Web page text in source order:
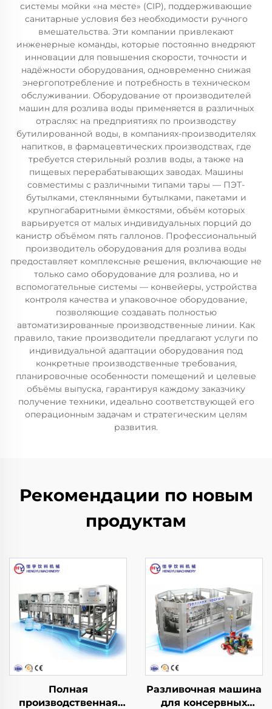
системы мойки «на месте» (CIP), поддерживающие
санитарные условия без необходимости ручного
вмешательства. Эти компании привлекают
инженерные команды, которые постоянно внедряют
инновации для повышения скорости, точности и
надёжности оборудования, одновременно снижая
энергопотребление и потребность в техническом
обслуживании. Оборудование от производителей
машин для розлива воды применяется в различных
отраслях: на предприятиях по производству
бутилированной воды, в компаниях-производителях
напитков, в фармацевтических производствах, где
требуется стерильный розлив воды, а также на
пищевых перерабатывающих заводах. Машины
совместимы с различными типами тары — ПЭТ-
бутылками, стеклянными бутылками, пакетами и
крупногабаритными ёмкостями, объём которых
варьируется от малых индивидуальных порций до
канистр объёмом пять галлонов. Профессиональный
производитель оборудования для розлива воды
предоставляет комплексные решения, включающие не
только само оборудование для розлива, но и
вспомогательные системы — конвейеры, устройства
контроля качества и упаковочное оборудование,
позволяющие создавать полностью
автоматизированные производственные линии. Как
правило, такие производители предлагают услуги по
индивидуальной адаптации оборудования под
конкретные производственные требования,
планировочные особенности помещений и целевые
объёмы выпуска, гарантируя каждому заказчику
получение техники, идеально соответствующей его
операционным задачам и стратегическим целям
развития.
Рекомендации по новым
продуктам
Полная
производственная
Разливочная машина
для консервных